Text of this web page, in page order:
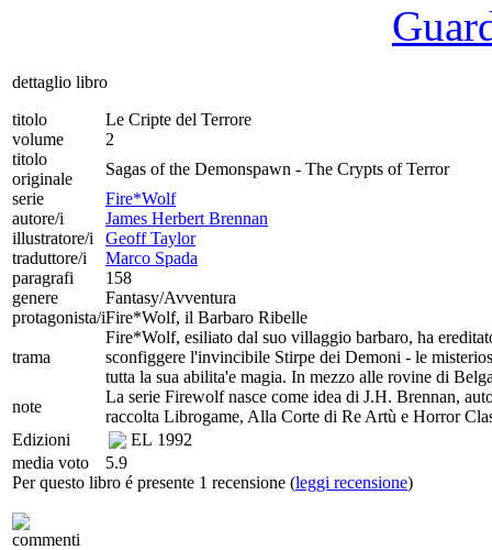
dettaglio libro
titolo
Le Cripte del Terrore
volume
2
titolo
originale
Sagas of the Demonspawn - The Crypts of Terror
serie
Fire*Wolf
autore/i
James Herbert Brennan
illustratore/i
Geoff Taylor
traduttore/i
Marco Spada
paragrafi
158
genere
Fantasy/Avventura
protagonista/iFire*Wolf, il Barbaro Ribelle
trama
Fire*Wolf, esiliato dal suo villaggio barbaro, ha
sconfiggere l'invincibile Stirpe dei Demoni - le
tutta la sua abilita'e magia. In mezzo alle rovine di
note
La serie Firewolf nasce come idea di J.H. Brennan,
raccolta Librogame, Alla Corte di Re Artù e Horror
Edizioni
EL 1992
media voto
5.9
Per questo libro é presente 1 recensione (leggi recensione)
commenti